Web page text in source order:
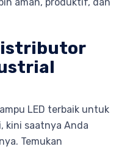
LED terbaik untuk
kini saatnya Anda
Temukan